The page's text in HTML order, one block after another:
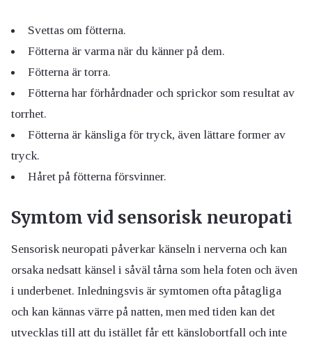
Svettas om fötterna.
Fötterna är varma när du känner på dem.
Fötterna är torra.
Fötterna har förhårdnader och sprickor som resultat av
torrhet.
Fötterna är känsliga för tryck, även lättare former av
tryck.
Håret på fötterna försvinner.
Symtom vid sensorisk neuropati
Sensoriskneuropati påverkar känseln i nerverna och kan
orsaka nedsatt känsel i såväl tårna som hela foten och även
i underbenet. Inledningsvis är symtomen ofta påtagliga
och kan kännas värre på natten, men med tiden kan det
utvecklas till att du istället får ett känslobortfall och inte